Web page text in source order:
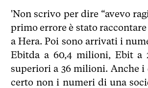
'Non scrivo per dire “avevo
primo errore è stato
a Hera. Poi sono arrivati i
Ebitda a 60,4 milioni, Ebit
superiori a 36 milioni. Anche
certo non i numeri di una